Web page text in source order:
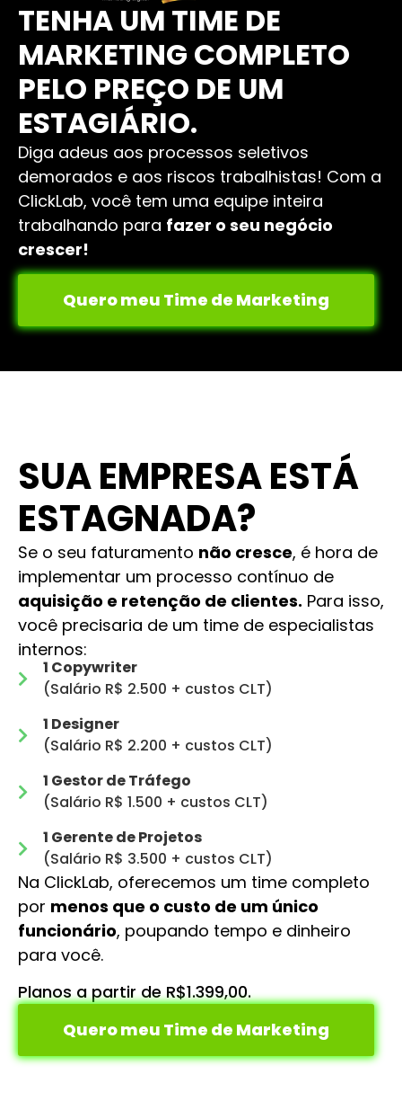
TENHA UM TIME DE
MARKETING COMPLETO
PELO PREÇO DE UM
ESTAGIÁRIO.
Diga adeus aos processos seletivos
demorados e aos riscos trabalhistas! Com a
ClickLab, você tem uma equipe inteira
trabalhando para fazer o seu negócio
crescer!
Quero meu Time de Marketing
SUA EMPRESA ESTÁ
ESTAGNADA?
Se o seu faturamento não cresce, é hora de
implementar um processo contínuo de
aquisição e retenção de clientes. Para isso,
você precisaria de um time de especialistas
internos:
1 Copywriter
(Salário R$ 2.500 + custos CLT)
1 Designer
(Salário R$ 2.200 + custos CLT)
1 Gestor de Tráfego
(Salário R$ 1.500 + custos CLT)
1 Gerente de Projetos
(Salário R$ 3.500 + custos CLT)
Na ClickLab, oferecemos um time completo
por menos que o custo de um único
funcionário, poupando tempo e dinheiro
para você.
Planos a partir de R$1.399,00.
Quero meu Time de Marketing